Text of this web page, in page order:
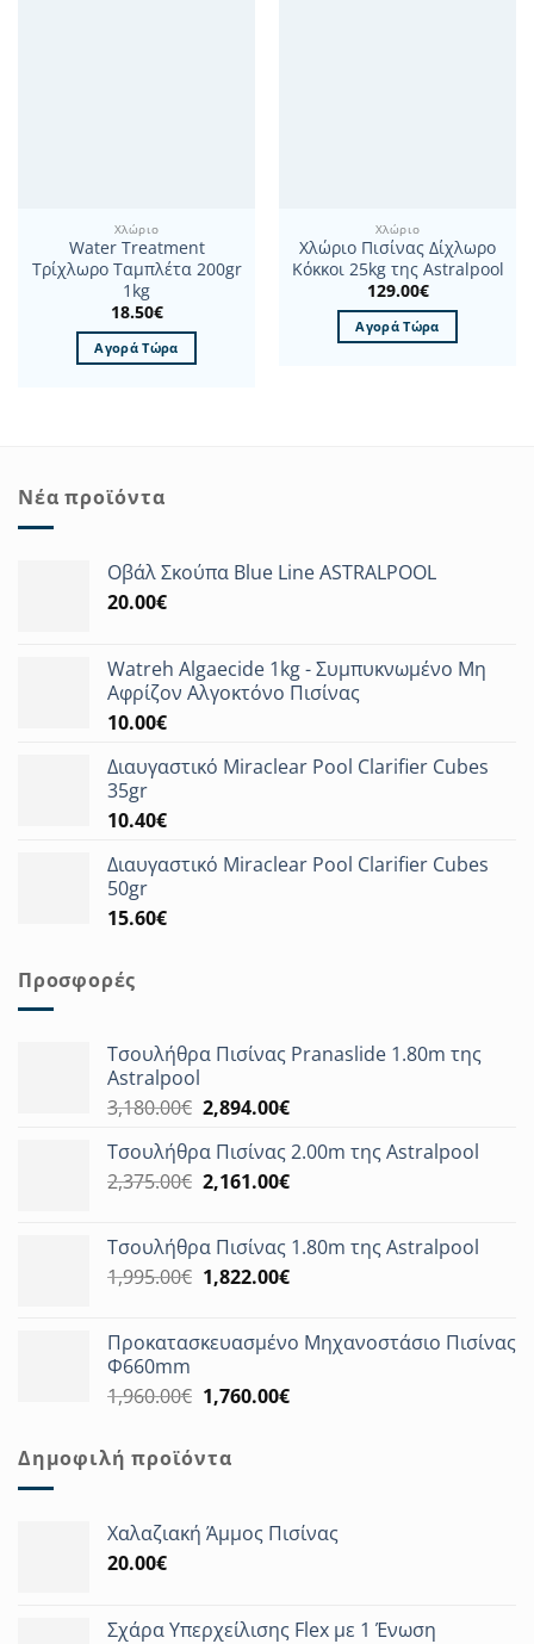
Χλώριο
Water Treatment
Τρίχλωρο Ταμπλέτα 200gr
1kg
18.50€
Αγορά Τώρα
Χλώριο
Χλώριο Πισίνας Δίχλωρο
Κόκκοι 25kg της Astralpool
129.00€
Αγορά Τώρα
Νέα προϊόντα
Οβάλ Σκούπα Blue Line ASTRALPOOL
20.00€
Watreh Algaecide 1kg - Συμπυκνωμένο Μη
Αφρίζον Αλγοκτόνο Πισίνας
10.00€
Διαυγαστικό Miraclear Pool Clarifier Cubes
35gr
10.40€
Διαυγαστικό Miraclear Pool Clarifier Cubes
50gr
15.60€
Προσφορές
Τσουλήθρα Πισίνας Pranaslide 1.80m της
Astralpool
3,180.00€ Original
was:
3,180.00€.
2,894.00€Η
τιμή
είναι:
Τσουλήθρα Πισίνας 2.00m της Astralpool
2,375.00€ Original
2,375.00€.
2,161.00€Η
είναι:
2,161.00€.
Τσουλήθρα Πισίνας 1.80m της Astralpool
1,995.00€ Original
1,995.00€.
1,822.00€Η
είναι:
Προκατασκευασμένο Μηχανοστάσιο Πισίνας
Φ660mm
1,960.00€ Original
1,960.00€.
1,760.00€Η
Δημοφιλή προϊόντα
Χαλαζιακή Άμμος Πισίνας
20.00€
Σχάρα Υπερχείλισης Flex με 1 Ένωση